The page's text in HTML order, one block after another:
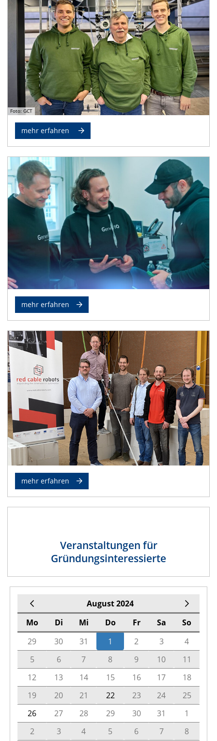
Foto: GCT
mehr erfahren
mehr erfahren
mehr erfahren
Veranstaltungen für
Gründungsinteressierte
August 2024
Mo
Di Mi Do Fr Sa
So
29
30 31 1 2 3
4
5
6 7 8 9 10
11
12
13 14 15 16 17
18
19
20 21 22 23 24
25
26
27 28 29 30 31
1
2
3 4 5 6 7 8